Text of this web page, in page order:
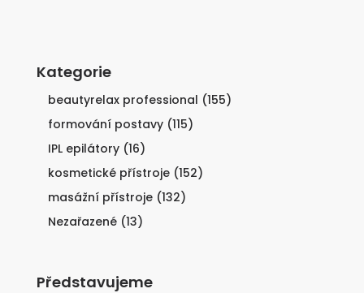
Kategorie
beautyrelax professional (155)
formování postavy (115)
IPL epilátory (16)
kosmetické přístroje (152)
masážní přístroje (132)
Nezařazené (13)
Představujeme